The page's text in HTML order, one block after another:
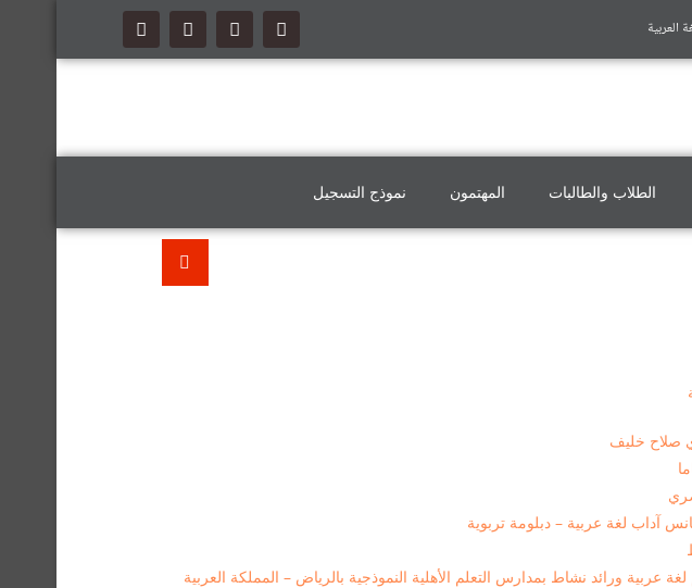
العربية
الطلاب والطالبات المهتمون نموذج التسجيل
صلاح خليف
آداب لغة عربية – دبلومة تربوية
عربية ورائد نشاط بمدارس التعلم الأهلية النموذجية بالرياض – المملكة العربية